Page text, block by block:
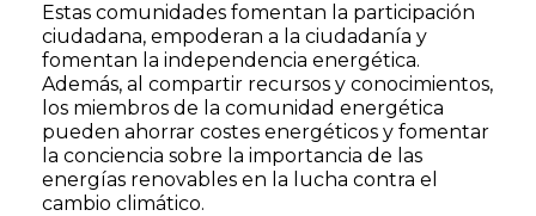
Estas comunidades fomentan la participación
ciudadana, empoderan a la ciudadanía y
fomentan la independencia energética.
Además, al compartir recursos y conocimientos,
los miembros de la comunidad energética
pueden ahorrar costes energéticos y fomentar
la conciencia sobre la importancia de las
energías renovables en la lucha contra el
cambio climático.